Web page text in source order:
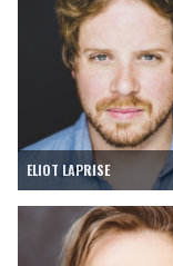
ELIOT LAPRISE